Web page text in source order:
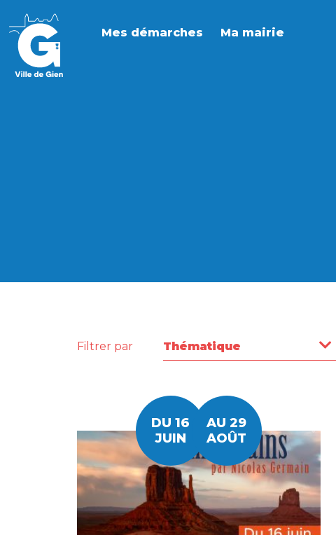
Mes démarches Ma mairie
Filtrer par
DU 16
JUIN
AU 29
AOÛT